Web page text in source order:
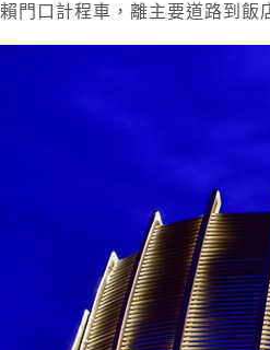
賴門口計程車，離主要道路到飯